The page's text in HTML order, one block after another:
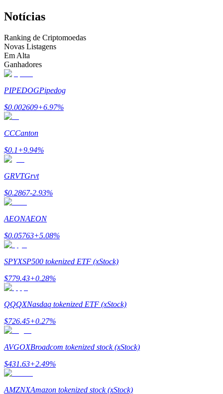
Análise de big data, incluindo informações comerciais, etc.
Guia
Estratégias de negociação
Notícias
Ranking de Criptomoedas
Novas Listagens
Em Alta
Ganhadores
PIPEDOGPipedog
$0.002609+6.97%
CCCanton
$0.1+9.94%
GRVTGrvt
$0.2867-2.93%
AEONAEON
$0.05763+5.08%
SPYXSP500 tokenized ETF (xStock)
$779.43+0.28%
QQQXNasdaq tokenized ETF (xStock)
$726.45+0.27%
AVGOXBroadcom tokenized stock (xStock)
$431.63+2.49%
AMZNXAmazon tokenized stock (xStock)